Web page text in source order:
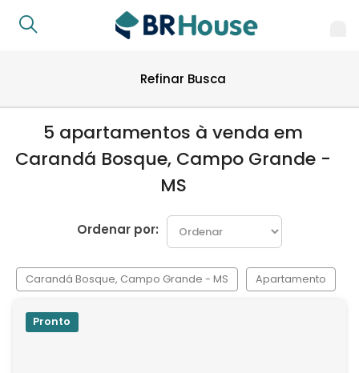
Refinar Busca
5 apartamentos à venda em
Carandá Bosque, Campo Grande -
MS
Ordenar por:
Carandá Bosque, Campo Grande - MS Apartamento
Pronto